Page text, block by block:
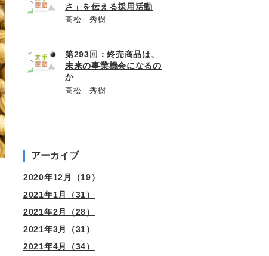
さ」を伝える採用活動
高松 秀樹
第293回：終売商品は、
未来の事業機会になるの
か
高松 秀樹
アーカイブ
2020年12月（19）
2021年1月（31）
2021年2月（28）
2021年3月（31）
2021年4月（34）